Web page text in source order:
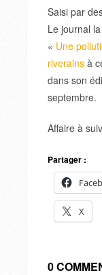
Saisi par
Le journal
« Une
riverains à
dans son
septembre.
Affaire à
Partager :
X
0